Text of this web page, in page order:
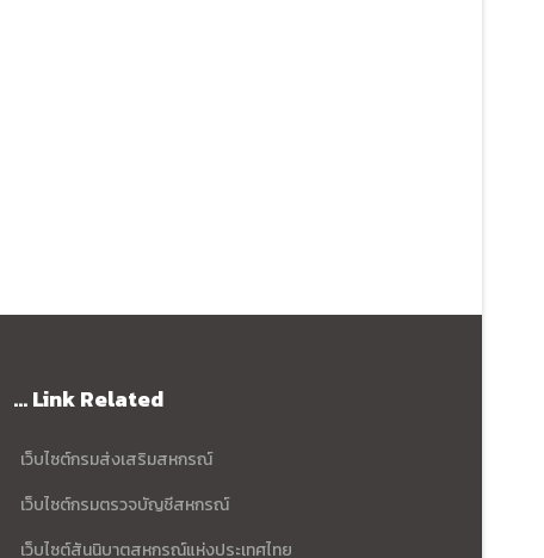
... Link Related
เว็บไซต์กรมส่งเสริมสหกรณ์
เว็บไซต์กรมตรวจบัญชีสหกรณ์
เว็บไซต์สันนิบาตสหกรณ์แห่งประเทศไทย